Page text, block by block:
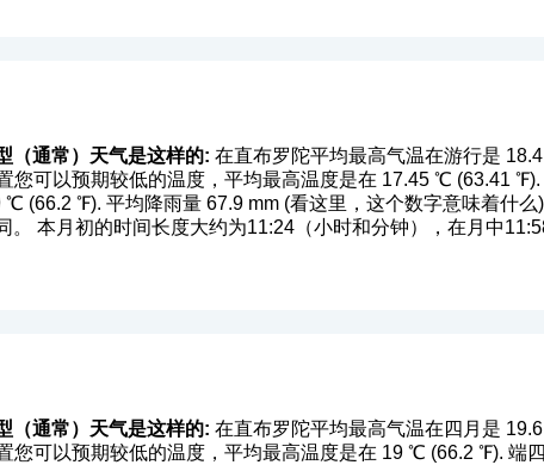
（通常）天气是这样的: 在直布罗陀平均最高气温在游行是
您可以预期较低的温度，平均最高温度是在 17.45 ℃ (63.41 ℉).
℃ (66.2 ℉). 平均降雨量 67.9 mm (看这里，这个数字意味着什么
。 本月初的时间长度大约为11:24（小时和分钟），在月中
（通常）天气是这样的: 在直布罗陀平均最高气温在四月是
您可以预期较低的温度，平均最高温度是在 19 ℃ (66.2 ℉). 端